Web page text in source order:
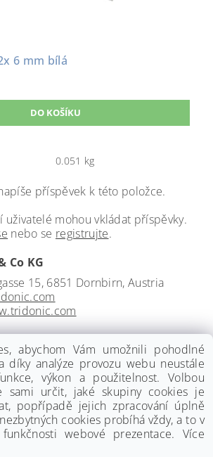
6 mm bílá
0.051 kg
příspěvek k této položce.
uživatelé mohou vkládat příspěvky.
nebo se registrujte.
Co KG
15, 6851 Dornbirn, Austria
abychom Vám umožnili pohodlné
díky analýze provozu webu neustále
výkon a použitelnost. Volbou
sami určit, jaké skupiny cookies je
popřípadě jejich zpracování úplně
cookies probíhá vždy, a to v
webové prezentace. Více